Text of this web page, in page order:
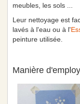
meubles, les sols ...
Leur nettoyage est
lavés à l'eau ou à l'
peinture utilisée.
Manière